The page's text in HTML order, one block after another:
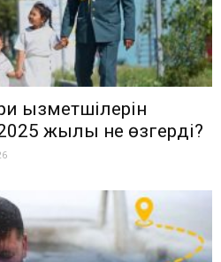
қызметшілерін
2025 жылы не өзгерді?